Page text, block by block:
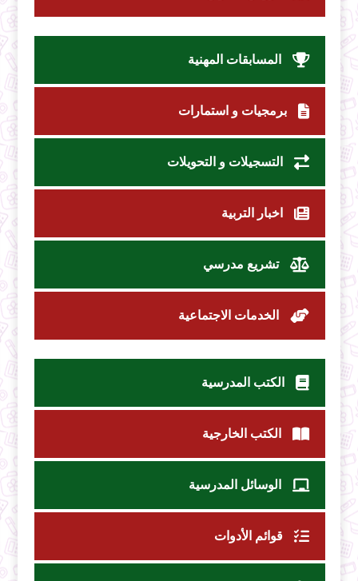
المسابقات المهنية
برمجيات و استمارات
التسجيلات و التحويلات
اخبار التربية
تشريع مدرسي
الخدمات الاجتماعية
الكتب المدرسية
الكتب الخارجية
الوسائل المدرسية
قوائم الأدوات